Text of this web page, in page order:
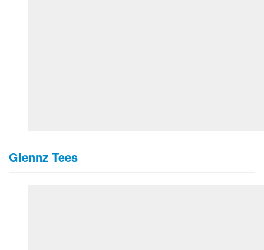
Glennz Tees